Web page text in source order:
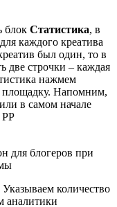
блок Статистика, в
каждого креатива
был один, то в
две строчки – каждая
нажмем
Напомним,
в самом начале
РР
количество
аналитики